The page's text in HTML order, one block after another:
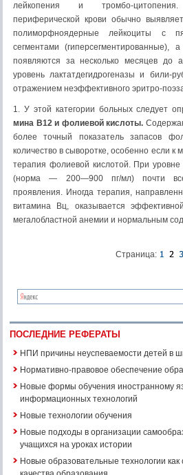
лейкопения и тромбо-
периферической крови обычно
полиморфноядерные лейкоциты с
сегментами (гиперсегментированные),
появляются за несколько месяцев до
уровень лактатдегидрогеназы и били-
отражением неэффективного эритро-
1. У этой категории больных следует
мина В12 и фолиевой кислоты.
более точный показатель запасов
количество в сыворотке, особенно если к
терапия фолиевой кислотой. При
(норма — 200—900 пг/мл) почти
проявления. Иногда терапия,
витамина Вц, оказывается
мегалобластной анемии и нормальным
Страница:
ПОСЛЕДНИЕ РЕФЕРАТЫ
НПИ причины неуспеваемости детей в
Нормативно-правовое обеспечение
Новые формы обучения иностранному
информационных технологий
Новые технологии обучения
Новые подходы в организации
учащихся на уроках истории
Новые образовательные технологии
качества образования